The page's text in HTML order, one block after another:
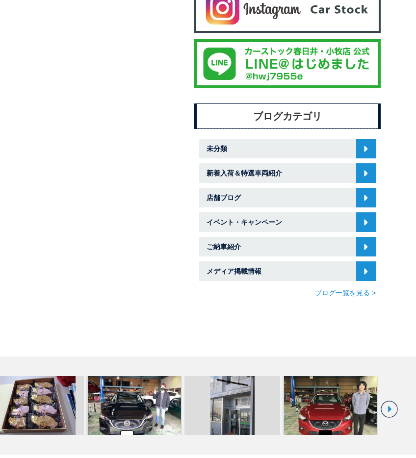
ブログカテゴリ
未分類
新着入荷＆特選車両紹介
店舗ブログ
イベント・キャンペーン
ご納車紹介
メディア掲載情報
ブログ一覧を見る >